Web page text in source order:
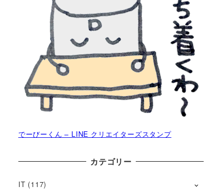
でーびーくん – LINE クリエイターズスタンプ
カテゴリー
IT (117)